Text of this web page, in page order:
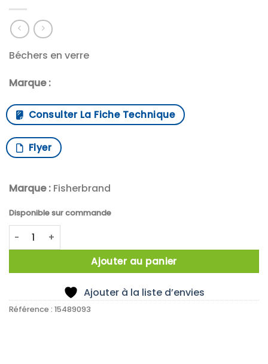
Béchers en verre
Marque :
Consulter La Fiche Technique
Flyer
Marque : Fisherbrand
Disponible sur commande
quantité de 3L Bécher, forme haute, verre borosillicaté
Ajouter au panier
Ajouter à la liste d’envies
Référence : 15489093